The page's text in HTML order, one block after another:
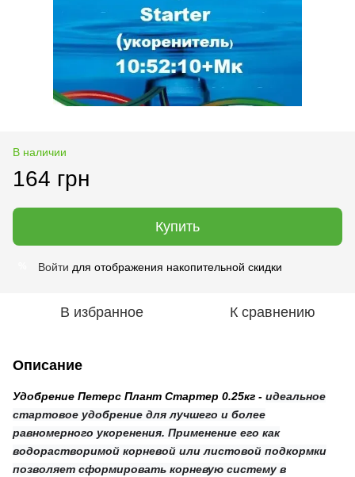
В наличии
164 грн
Купить
Войти для отображения накопительной скидки
В избранное К сравнению
Описание
Удобрение Петерс Плант Стартер 0.25кг - идеальное
стартовое удобрение для лучшего и более
равномерного укоренения. Применение его как
водорастворимой корневой или листовой подкормки
позволяет сформировать корневую систему в